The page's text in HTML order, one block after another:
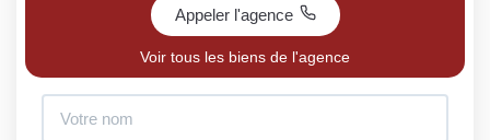
Appeler l'agence
Voir tous les biens de l'agence